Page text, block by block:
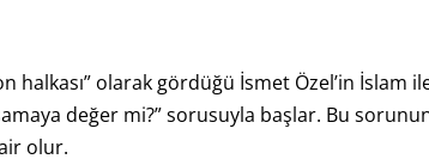
halkası” olarak gördüğü İsmet Özel’in İslam
değer mi?” sorusuyla başlar. Bu
olur.